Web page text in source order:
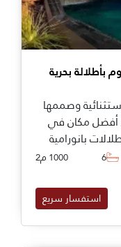
بأطلالة بحرية
وصممها
مكان في
بانورامية
تراه.
6 1000 م2
استفسار سريع